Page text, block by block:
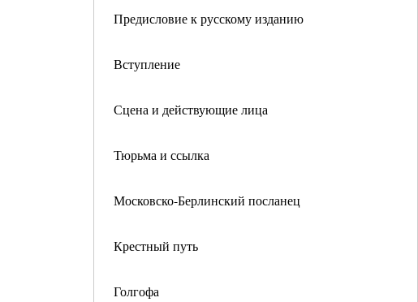
Предисловие к русскому изданию
Вступление
Сцена и действующие лица
Тюрьма и ссылка
Московско-Берлинский посланец
Крестный путь
Голгофа